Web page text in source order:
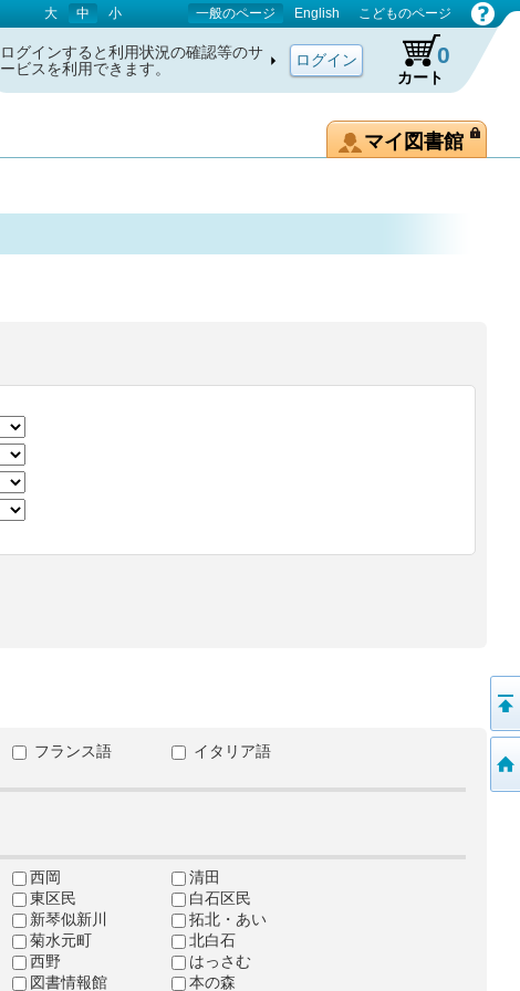
大 中 小 一般のページ English こどものページ
ログインすると利用状況の確認等のサ
ービスを利用できます。
カート
0
マイ図書館
フランス語
イタリア語
西岡
清田
東区民
白石区民
新琴似新川
拓北・あい
菊水元町
北白石
西野
はっさむ
図書情報館 本の森